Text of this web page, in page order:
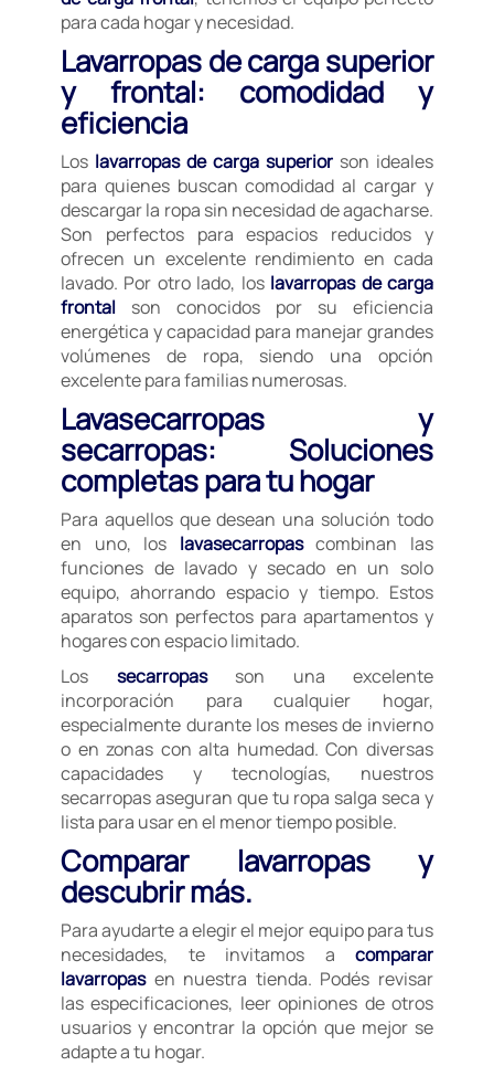
para cada hogar y necesidad.
Lavarropas de carga superior
y frontal: comodidad y
eficiencia
Los lavarropas de carga superior son ideales
para quienes buscan comodidad al cargar y
descargar la ropa sin necesidad de agacharse.
Son perfectos para espacios reducidos y
ofrecen un excelente rendimiento en cada
lavado. Por otro lado, los lavarropas de carga
frontal son conocidos por su eficiencia
energética y capacidad para manejar grandes
volúmenes de ropa, siendo una opción
excelente para familias numerosas.
Lavasecarropas y
secarropas: Soluciones
completas para tu hogar
Para aquellos que desean una solución todo
en uno, los lavasecarropascombinan las
funciones de lavado y secado en un solo
equipo, ahorrando espacio y tiempo. Estos
aparatos son perfectos para apartamentos y
hogares con espacio limitado.
Los secarropasson una excelente
incorporación para cualquier hogar,
especialmente durante los meses de invierno
o en zonas con alta humedad. Con diversas
capacidades y tecnologías, nuestros
secarropas aseguran que tu ropa salga seca y
lista para usar en el menor tiempo posible.
Comparar lavarropas y
descubrir más.
Para ayudarte a elegir el mejor equipo para tus
necesidades, te invitamos a comparar
lavarropasen nuestra tienda. Podés revisar
las especificaciones, leer opiniones de otros
usuarios y encontrar la opción que mejor se
adapte a tu hogar.